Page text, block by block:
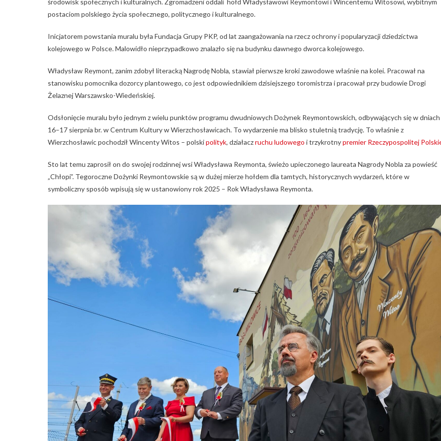
środowisk społecznych i kulturalnych. Zgromadzeni oddali hołd Władysławowi Reymontowi i Wincentemu Witosowi, wybitnym
postaciom polskiego życia społecznego, politycznego i kulturalnego.
Inicjatorem powstania muralu była Fundacja Grupy PKP, od lat zaangażowania na rzecz ochrony i popularyzacji dziedzictwa
kolejowego w Polsce. Malowidło nieprzypadkowo znalazło się na budynku dawnego dworca kolejowego.
Władysław Reymont, zanim zdobył literacką Nagrodę Nobla, stawiał pierwsze kroki zawodowe właśnie na kolei. Pracował na
stanowisku pomocnika dozorcy plantowego, co jest odpowiednikiem dzisiejszego toromistrza i pracował przy budowie Drogi
Żelaznej Warszawsko-Wiedeńskiej.
Odsłonięcie muralu było jednym z wielu punktów programu dwudniowych Dożynek Reymontowskich, odbywających się w dniach
16–17 sierpnia br. w Centrum Kultury w Wierzchosławicach. To wydarzenie ma blisko stuletnią tradycję. To właśnie z
Wierzchosławic pochodził Wincenty Witos – polskipolityk, działaczruchu ludowego i trzykrotnypremier Rzeczypospolitej
Sto lat temu zaprosił on do swojej rodzinnej wsi Władysława Reymonta, świeżo upieczonego laureata Nagrody Nobla za powieść
„Chłopi”. Tegoroczne Dożynki Reymontowskie są w dużej mierze hołdem dla tamtych, historycznych wydarzeń, które w
symboliczny sposób wpisują się w ustanowiony rok 2025 – Rok Władysława Reymonta.